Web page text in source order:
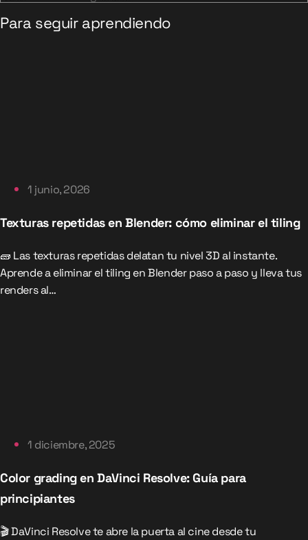
Para seguir aprendiendo
1 junio, 2026
Texturas repetidas en Blender: cómo eliminar el tiling
🧱 Las texturas repetidas delatan tu nivel 3D al instante.
Aprende a eliminar el tiling en Blender paso a paso y lleva tus
renders al…
1 diciembre, 2025
Color grading en DaVinci Resolve: Guía para
principiantes
🎬 DaVinci Resolve te abre la puerta al cine desde tu